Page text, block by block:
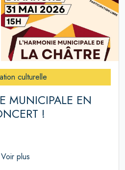
culturelle
MUNICIPALE EN
!
Voir plus